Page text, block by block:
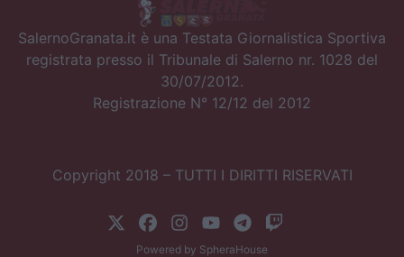
SalernoGranata.it è una Testata Giornalistica Sportiva
registrata presso il Tribunale di Salerno nr. 1028 del
30/07/2012.
Registrazione N° 12/12 del 2012
Copyright 2018 – TUTTI I DIRITTI RISERVATI
Powered by SpheraHouse